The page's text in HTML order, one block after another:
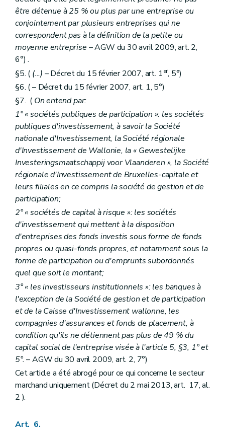
être détenue à 25 % ou plus par une entreprise ou
conjointement par plusieurs entreprises qui ne
correspondent pas à la définition de la petite ou
moyenne entreprise – AGW du 30 avril 2009, art. 2,
6°) .
§5. ( (...) – Décret du 15 février 2007, art. 1er, 5°)
§6. ( – Décret du 15 février 2007, art. 1, 5°)
§7. ( On entend par:
1° « sociétés publiques de participation »: les sociétés
publiques d'investissement, à savoir la Société
nationale d'Investissement, la Société régionale
d'Investissement de Wallonie, la « Gewestelijke
Investeringsmaatschappij voor Vlaanderen », la Société
régionale d'Investissement de Bruxelles-capitale et
leurs filiales en ce compris la société de gestion et de
participation;
2° « sociétés de capital à risque »: les sociétés
d'investissement qui mettent à la disposition
d'entreprises des fonds investis sous forme de fonds
propres ou quasi-fonds propres, et notamment sous la
forme de participation ou d'emprunts subordonnés
quel que soit le montant;
3° « les investisseurs institutionnels »: les banques à
l'exception de la Société de gestion et de participation
et de la Caisse d'Investissement wallonne, les
compagnies d'assurances et fonds de placement, à
condition qu'ils ne détiennent pas plus de 49 % du
capital social de l'entreprise visée à l'article 5, §3, 1° et
5°.– AGW du 30 avril 2009, art. 2, 7°)
Cet article a été abrogé pour ce qui concerne le secteur
marchand uniquement (Décret du 2 mai 2013, art. 17, al.
2 ).
Art. 6.